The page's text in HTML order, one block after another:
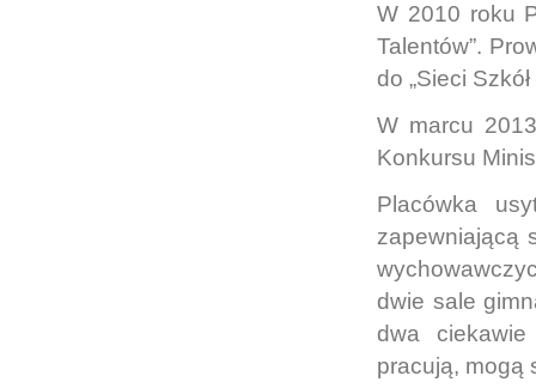
W 2010 roku
Talentów”.
do „Sieci
W marcu
Konkursu
Placówka
zapewniającą
dwie sale
dwa
pracują, mogą